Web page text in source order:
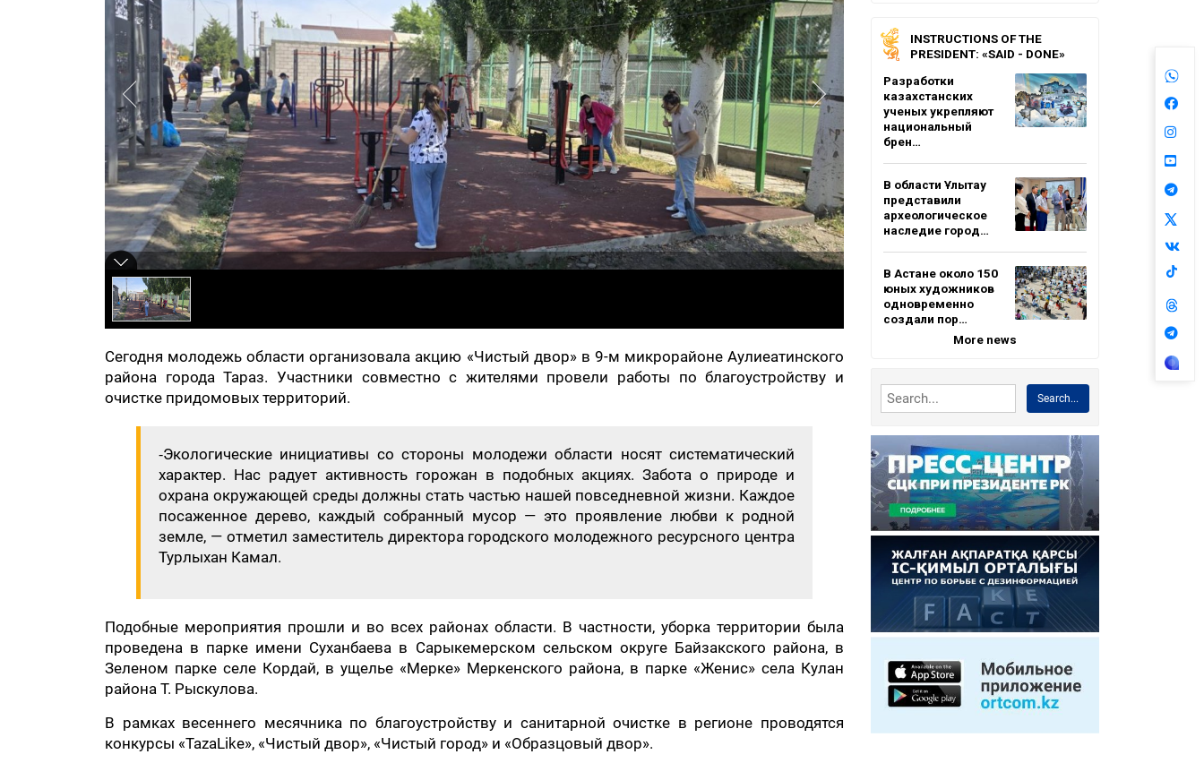
Сегодня молодежь области организовала акцию «Чистый двор» в 9-м микрорайоне Аулиеатинского
района города Тараз. Участники совместно с жителями провели работы по благоустройству и
очистке придомовых территорий.
⁃Экологические инициативы со стороны молодежи области носят систематический
характер. Нас радует активность горожан в подобных акциях. Забота о природе и
охрана окружающей среды должны стать частью нашей повседневной жизни. Каждое
посаженное дерево, каждый собранный мусор — это проявление любви к родной
земле, — отметил заместитель директора городского молодежного ресурсного центра
Турлыхан Камал.
Подобные мероприятия прошли и во всех районах области. В частности, уборка территории была
проведена в парке имени Суханбаева в Сарыкемерском сельском округе Байзакского района, в
Зеленом парке селе Кордай, в ущелье «Мерке» Меркенского района, в парке «Женис» села Кулан
района Т. Рыскулова.
В рамках весеннего месячника по благоустройству и санитарной очистке в регионе проводятся
конкурсы «TazaLike», «Чистый двор», «Чистый город» и «Образцовый двор».
INSTRUCTIONS OF THE
PRESIDENT: «SAID - DONE»
Разработки
казахстанских
ученых укрепляют
национальный
брен…
В области Ұлытау
представили
археологическое
наследие город…
В Астане около 150
юных художников
одновременно
создали пор…
More news
Search...